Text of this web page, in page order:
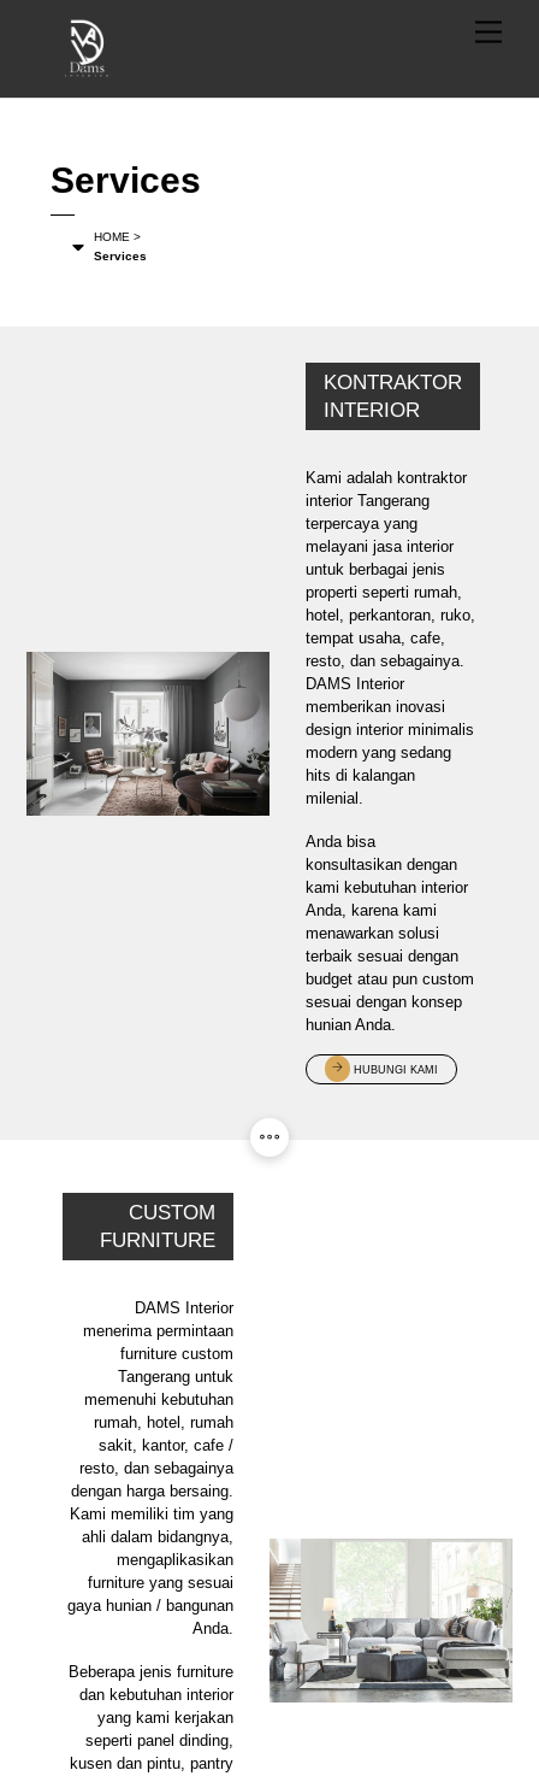
Menu
Services
HOME >
Services
KONTRAKTOR
INTERIOR
Kami adalah kontraktor
interior Tangerang
terpercaya yang
melayani jasa interior
untuk berbagai jenis
properti seperti rumah,
hotel, perkantoran, ruko,
tempat usaha, cafe,
resto, dan sebagainya.
DAMS Interior
memberikan inovasi
design interior minimalis
modern yang sedang
hits di kalangan
milenial.
Anda bisa
konsultasikan dengan
kami kebutuhan interior
Anda, karena kami
menawarkan solusi
terbaik sesuai dengan
budget atau pun custom
sesuai dengan konsep
hunian Anda.
HUBUNGI KAMI
CUSTOM
FURNITURE
DAMS Interior
menerima permintaan
furniture custom
Tangerang untuk
memenuhi kebutuhan
rumah, hotel, rumah
sakit, kantor, cafe /
resto, dan sebagainya
dengan harga bersaing.
Kami memiliki tim yang
ahli dalam bidangnya,
mengaplikasikan
furniture yang sesuai
gaya hunian / bangunan
Anda.
Beberapa jenis furniture
dan kebutuhan interior
yang kami kerjakan
seperti panel dinding,
kusen dan pintu, pantry